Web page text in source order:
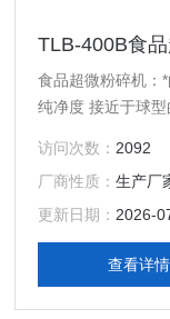
TLB-400B食
食品超微粉碎机：
纯净度 接近于球型
良好的稳定性、
访问次数： 2092
厂商性质：生产厂
更新日期： 2026-
查看详情